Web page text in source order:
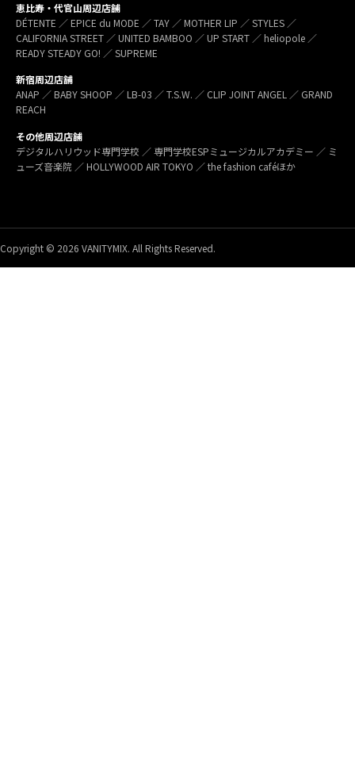
恵比寿・代官山周辺店舗
DÉTENTE ／ EPICE du MODE ／ TAY ／ MOTHER LIP ／ STYLES ／
CALIFORNIA STREET ／ UNITED BAMBOO ／ UP START ／ heliopole ／
READY STEADY GO! ／ SUPREME
新宿周辺店舗
ANAP ／ BABY SHOOP ／ LB-03 ／ T.S.W. ／ CLIP JOINT ANGEL ／ GRAND
REACH
その他周辺店舗
デジタルハリウッド専門学校 ／ 専門学校ESPミュージカルアカデミー ／ ミ
ューズ音楽院 ／ HOLLYWOOD AIR TOKYO ／ the fashion caféほか
Copyright © 2026 VANITYMIX. All Rights Reserved.